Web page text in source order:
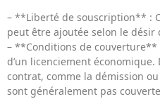
– **Liberté de souscription** :
peut être ajoutée selon le désir
– **Conditions de couverture**
d’un licenciement
contrat, comme la démission
sont généralement pas